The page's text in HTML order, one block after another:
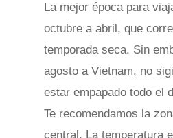
La mejor época para
octubre a abril, que
temporada seca. Sin
agosto a Vietnam, no
estar empapado todo el
Te recomendamos la
central. La temperatura